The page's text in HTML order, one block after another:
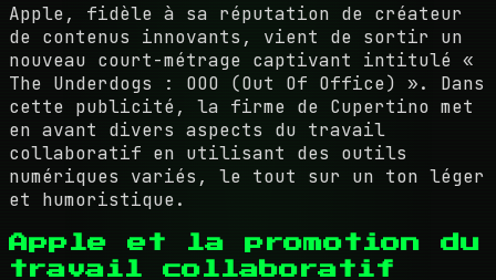
Apple, fidèle à sa réputation de créateur
de contenus innovants, vient de sortir un
nouveau court-métrage captivant intitulé «
The Underdogs : OOO (Out Of Office) ». Dans
cette publicité, la firme de Cupertino met
en avant divers aspects du travail
collaboratif en utilisant des outils
numériques variés, le tout sur un ton léger
et humoristique.
Apple et la promotion du
travail collaboratif